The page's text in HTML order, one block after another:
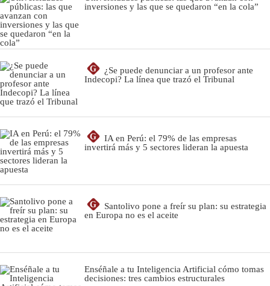
inversiones y las que se quedaron “en la cola”
G
¿Se puede denunciar a un profesor ante
Indecopi? La línea que trazó el Tribunal
G
IA en Perú: el 79% de las empresas
invertirá más y 5 sectores lideran la apuesta
G
Santolivo pone a freír su plan: su estrategia
en Europa no es el aceite
Enséñale a tu Inteligencia Artificial cómo tomas
decisiones: tres cambios estructurales